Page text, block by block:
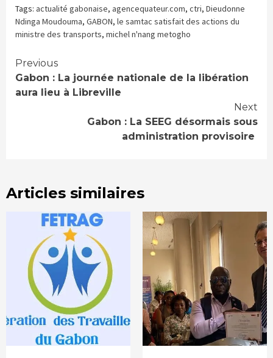
dans
une
nouvelle
dans
une
nouvelle
fenêtre)
(ouvre
dans
une
nouvelle
fenêtre)
Tags: actualité gabonaise, agencequateur.com, ctri, Dieudonne
Ndinga Moudouma, GABON, le samtac satisfait des actions du
ministre des transports, michel n'nang metogho
Continue
Reading
Previous
Gabon : La journée nationale de la libération
aura lieu à Libreville
Next
Gabon : La SEEG désormais sous
administration provisoire
Articles similaires